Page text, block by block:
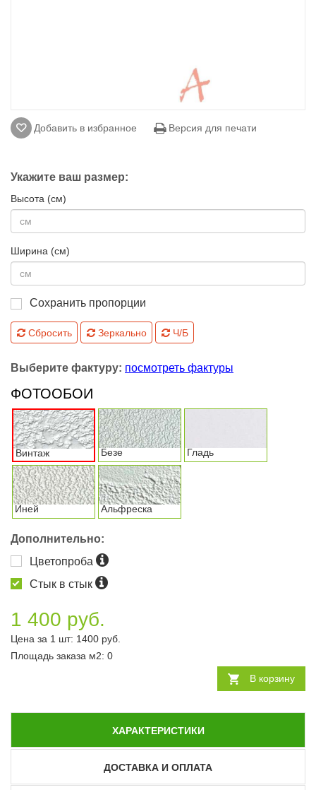
Добавить в избранное Версия для печати
Укажите ваш размер:
Высота (см)
Ширина (см)
Сохранить пропорции
Сбросить Зеркально Ч/Б
Выберите фактуру: посмотреть фактуры
ФОТООБОИ
Винтаж Безе Гладь
Иней Альфреска
Дополнительно:
Цветопроба
Стык в стык
1 400 руб.
Цена за 1 шт: 1400 руб.
Площадь заказа м2: 0
В корзину
ХАРАКТЕРИСТИКИ
ДОСТАВКА И ОПЛАТА